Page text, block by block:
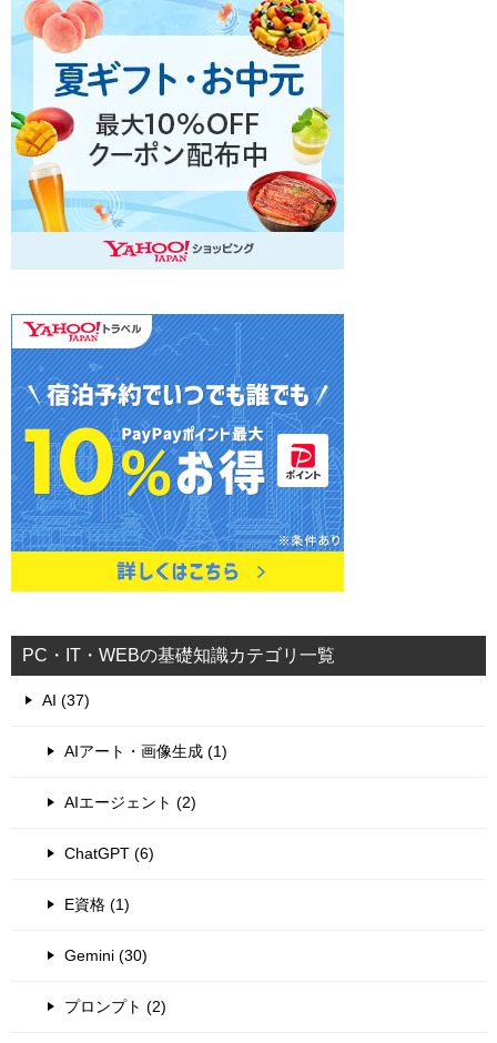
PC・IT・WEBの基礎知識カテゴリ一覧
AI (37)
AIアート・画像生成 (1)
AIエージェント (2)
ChatGPT (6)
E資格 (1)
Gemini (30)
プロンプト (2)